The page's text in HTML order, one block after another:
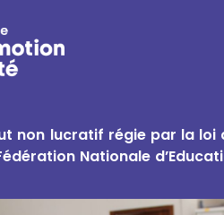
non lucratif régie par la loi
Nationale